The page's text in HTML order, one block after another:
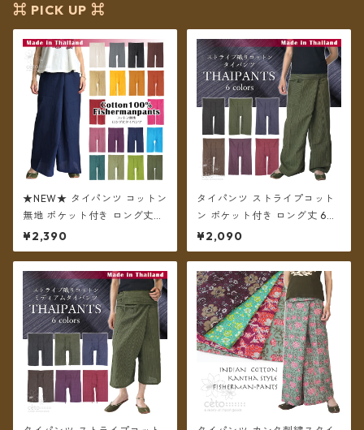
⌘ PICK UP ⌘
★NEW★ タイパンツ コットン
無地 ポケット付き ロング丈
【メール便送料無料】
¥2,390
タイパンツ ストライプコット
ン ポケット付き ロング丈 6カ
ラー【メール便送料無料】
¥2,090